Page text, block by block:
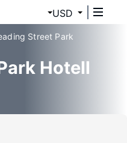
USD
Street Park
Hotell